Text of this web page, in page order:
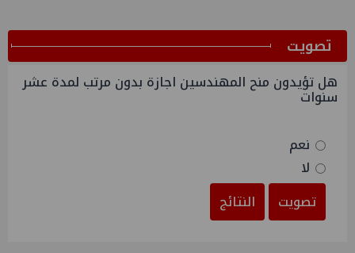
ﺗﺼﻮﻳﺖ
هل تؤيدون منح المهندسين اجازة بدون مرتب لمدة عشر
سنوات
نعم
لا
تصويت
النتائج